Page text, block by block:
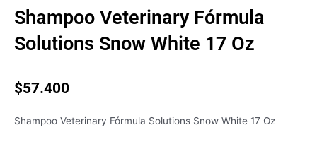
Shampoo Veterinary Fórmula
Solutions Snow White 17 Oz
$57.400
Shampoo Veterinary Fórmula Solutions Snow White 17 Oz